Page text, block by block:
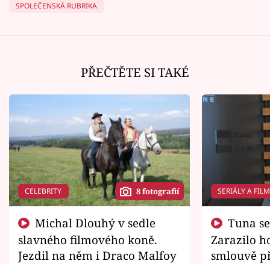
SPOLEČENSKÁ RUBRIKA
PŘEČTĚTE SI TAKÉ
CELEBRITY 8 fotografií
slavného filmového koně.
Jezdil na něm i Draco Malfoy
SERIÁLY A
Zarazilo
smlouvě